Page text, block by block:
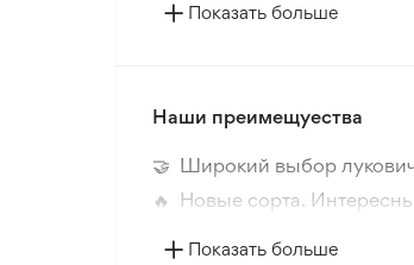
Сито выполнено из
Металлическое сито
качество грунта и
Показать больше
Наши преимещуества
🤝 Широкий выбор
🔥 Новые сорта.
📸 Соответствие сортов.
Показать больше